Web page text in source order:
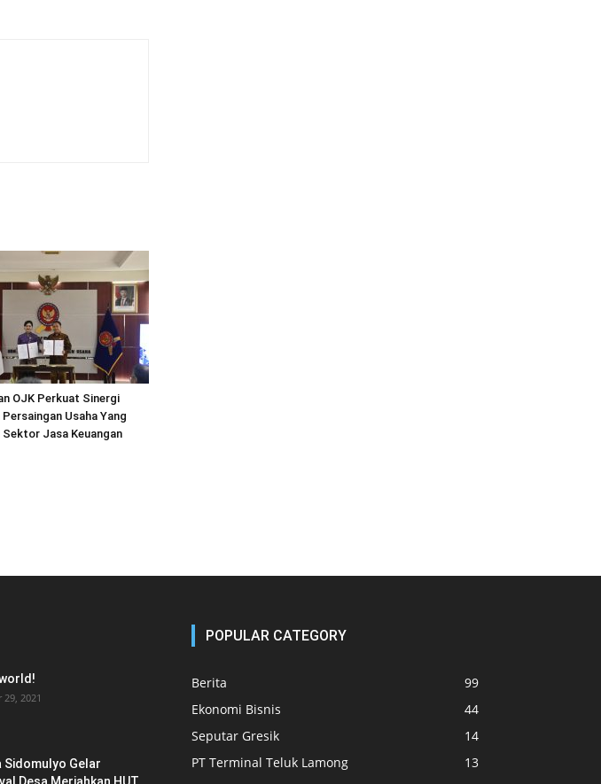
OJK Perkuat Sinergi
Persaingan Usaha Yang
Sektor Jasa Keuangan
2021
Sidomulyo Gelar
POPULAR CATEGORY
Berita
99
Ekonomi Bisnis
44
Seputar Gresik
14
PT Terminal Teluk Lamong
13